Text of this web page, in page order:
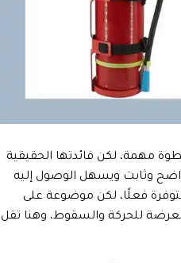
مهمة، لكن فائدتها الحقيقية
وثابت ويسهل الوصول إليه
فعلًا، لكن موضوعة على
للحركة والسقوط، وهنا تقل